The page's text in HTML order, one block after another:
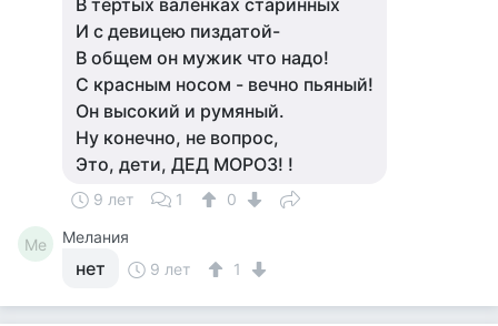
В тёртых валенках старинных
И с девицею пиздатой-
В общем он мужик что надо!
С красным носом - вечно пьяный!
Он высокий и румяный.
Ну конечно, не вопрос,
Это, дети, ДЕД МОРОЗ! !
9 лет 1 0
Ме Мелания
нет 9 лет 1